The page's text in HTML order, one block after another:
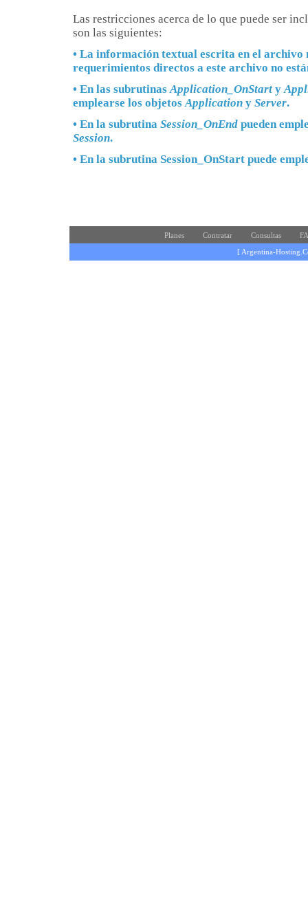
Las restricciones acerca de lo que puede ser
son las siguientes:
• La información textual escrita en el archivo
requerimientos directos a este archivo no
• En las subrutinasApplication_OnStarty
emplearse los objetosApplicationy Server.
• En la subrutina Session_OnEndpueden
Session.
• En la subrutina Session_OnStart puede
Planes Contratar Consultas
[ Argentina-